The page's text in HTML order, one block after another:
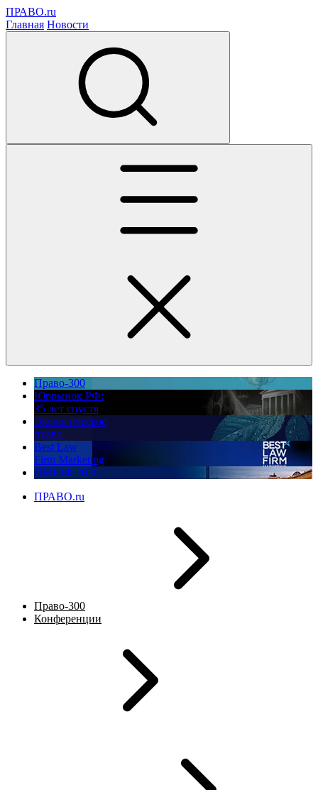
ПРАВО.ru
Главная Новости
Право-300
Юррынок РФ:
35 лет спустя
Экологическое
право
Best Law
Firm Marketing
ПМЮФ 2026
ПРАВО.ru
Право-300
Конференции